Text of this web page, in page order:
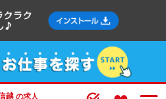
越 の求人